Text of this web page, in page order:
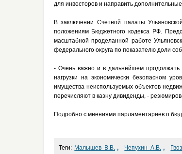
для инвесторов и направить
В заключении Счетной палаты
положениям Бюджетного кодекса РФ.
масштабной проделанной работе
федерального округа по показателю доли
- Очень важно и в дальнейшем продолжать
нагрузки на экономически безопасном
имущества неиспользуемых объектов
перечисляют в казну дивиденды, -
Подробно с мнениями парламентариев о
Теги: Малышев В.В. , Чепухин А.В. ,